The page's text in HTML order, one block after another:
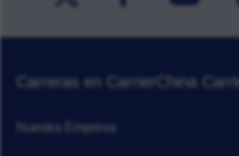
Carreras en Carrier China
Nuestra Empresa